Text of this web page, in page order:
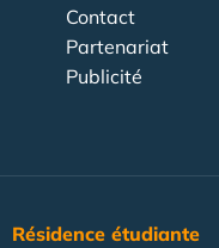
Contact
Partenariat
Publicité
Résidence étudiante